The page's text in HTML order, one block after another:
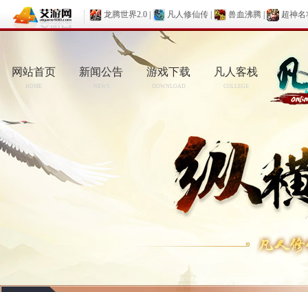
龙腾世界2.0 凡人修仙传 兽血沸腾 超神名
网站首页
HOME
新闻公告
NEWS
游戏下载
DOWNLOAD
凡人客栈
COLLEGE